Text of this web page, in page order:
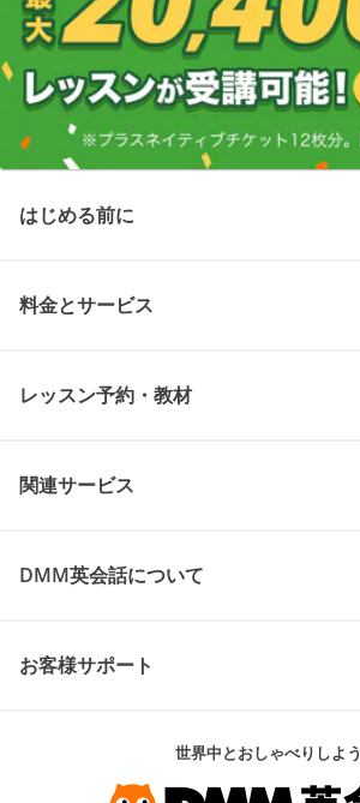
はじめる前に
料金とサービス
レッスン予約・教材
関連サービス
DMM英会話について
お客様サポート
世界中とおしゃべりしよう